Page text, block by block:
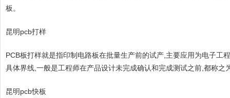
板。
昆明pcb打样
PCB板打样就是指印制电路板在批量生产前的试产,主要应用为电子
具体界线,一般是工程师在产品设计未完成确认和完成测试之前,都称之
昆明pcb快板